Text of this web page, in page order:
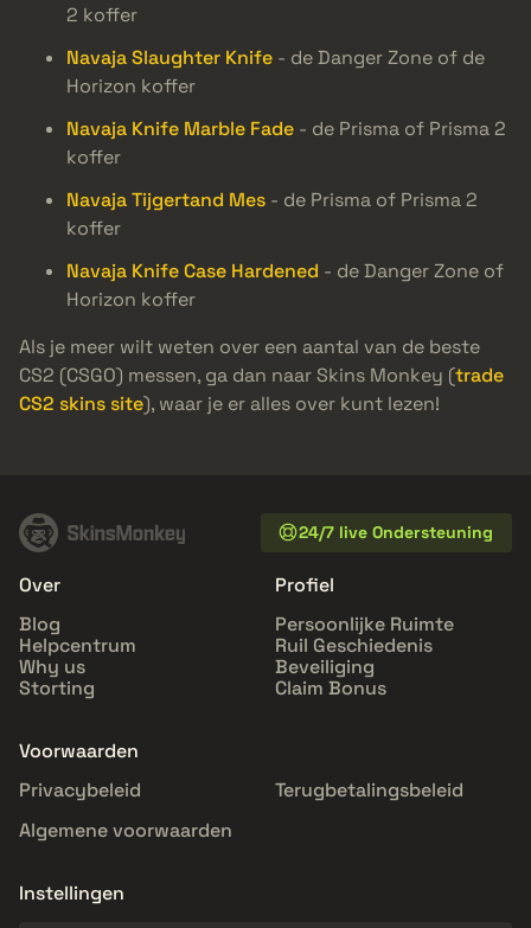
2 koffer
Navaja Slaughter Knife - de Danger Zone of de
Horizon koffer
Navaja Knife Marble Fade - de Prisma of Prisma 2
koffer
Navaja Tijgertand Mes - de Prisma of Prisma 2
koffer
Navaja Knife Case Hardened - de Danger Zone of
Horizon koffer
Als je meer wilt weten over een aantal van de beste
CS2 (CSGO) messen, ga dan naar Skins Monkey (trade
CS2 skins site), waar je er alles over kunt lezen!
24/7 live Ondersteuning
Over
Blog
Helpcentrum
Why us
Storting
Profiel
Persoonlijke Ruimte
Ruil Geschiedenis
Beveiliging
Claim Bonus
Voorwaarden
Privacybeleid
Terugbetalingsbeleid
Algemene voorwaarden
Instellingen